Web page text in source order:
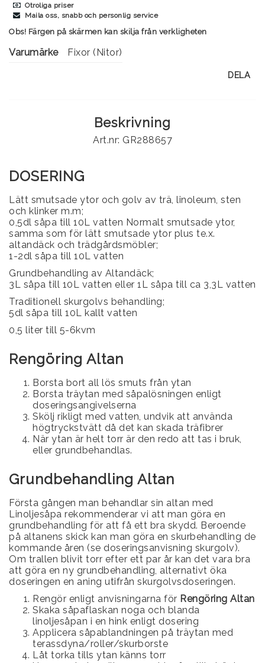
Otroliga priser
Maila oss, snabb och personlig service
Obs! Färgen på skärmen kan skilja från verkligheten
Varumärke Fixor (Nitor)
DELA
Beskrivning
Art.nr: GR288657
DOSERING
Lätt smutsade ytor och golv av trä, linoleum, sten
och klinker m.m;
0,5dl såpa till 10L vatten Normalt smutsade ytor,
samma som för lätt smutsade ytor plus te.x.
altandäck och trädgårdsmöbler;
1-2dl såpa till 10L vatten
Grundbehandling av Altandäck;
3L såpa till 10L vatten eller 1L såpa till ca 3,3L vatten
Traditionell skurgolvs behandling;
5dl såpa till 10L kallt vatten
0,5 liter till 5-6kvm
Rengöring Altan
Borsta bort all lös smuts från ytan
Borsta träytan med såpalösningen enligt
doseringsangivelserna
Skölj rikligt med vatten, undvik att använda
högtryckstvätt då det kan skada träfibrer
När ytan är helt torr är den redo att tas i bruk,
eller grundbehandlas.
Grundbehandling Altan
Första gången man behandlar sin altan med
Linoljesåpa rekommenderar vi att man göra en
grundbehandling för att få ett bra skydd. Beroende
på altanens skick kan man göra en skurbehandling de
kommande åren (se doseringsanvisning skurgolv).
Om trallen blivit torr efter ett par år kan det vara bra
att göra en ny grundbehandling, alternativt öka
doseringen en aning utifrån skurgolvsdoseringen.
Rengör enligt anvisningarna för Rengöring Altan
Skaka såpaflaskan noga och blanda
linoljesåpan i en hink enligt dosering
Applicera såpablandningen på träytan med
terassdyna/roller/skurborste
Låt torka tills ytan känns torr